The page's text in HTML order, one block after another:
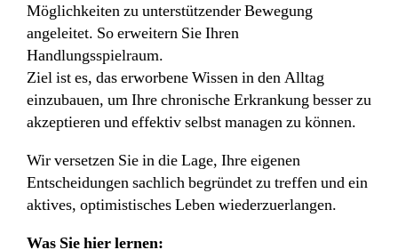
Möglichkeiten zu unterstützender Bewegung
angeleitet. So erweitern Sie Ihren
Handlungsspielraum.
Ziel ist es, das erworbene Wissen in den Alltag
einzubauen, um Ihre chronische Erkrankung besser zu
akzeptieren und effektiv selbst managen zu können.
Wir versetzen Sie in die Lage, Ihre eigenen
Entscheidungen sachlich begründet zu treffen und ein
aktives, optimistisches Leben wiederzuerlangen.
Was Sie hier lernen: